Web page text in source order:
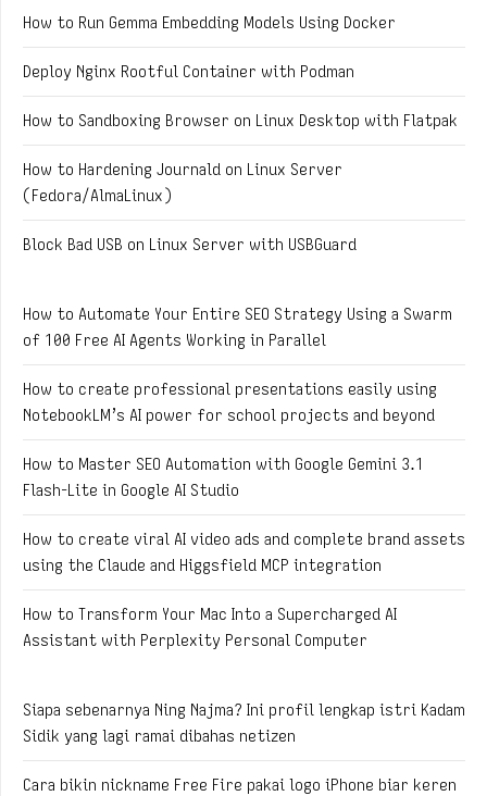
How to Run Gemma Embedding Models Using Docker
Deploy Nginx Rootful Container with Podman
How to Sandboxing Browser on Linux Desktop with Flatpak
How to Hardening Journald on Linux Server
(Fedora/AlmaLinux)
Block Bad USB on Linux Server with USBGuard
How to Automate Your Entire SEO Strategy Using a Swarm
of 100 Free AI Agents Working in Parallel
How to create professional presentations easily using
NotebookLM’s AI power for school projects and beyond
How to Master SEO Automation with Google Gemini 3.1
Flash-Lite in Google AI Studio
How to create viral AI video ads and complete brand assets
using the Claude and Higgsfield MCP integration
How to Transform Your Mac Into a Supercharged AI
Assistant with Perplexity Personal Computer
Siapa sebenarnya Ning Najma? Ini profil lengkap istri Kadam
Sidik yang lagi ramai dibahas netizen
Cara bikin nickname Free Fire pakai logo iPhone biar keren